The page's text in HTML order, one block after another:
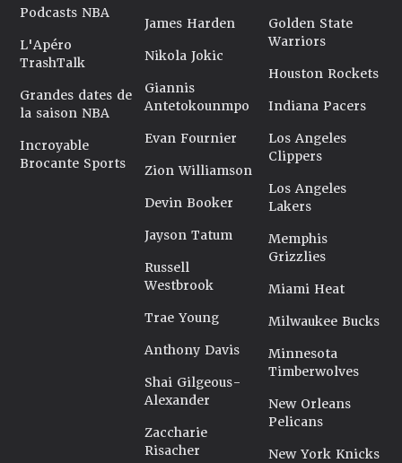
Podcasts NBA
L'Apéro
TrashTalk
Grandes dates de
la saison NBA
Incroyable
Brocante Sports
James Harden
Nikola Jokic
Giannis
Antetokounmpo
Evan Fournier
Zion Williamson
Devin Booker
Jayson Tatum
Russell
Westbrook
Trae Young
Anthony Davis
Shai Gilgeous-
Alexander
Zaccharie
Risacher
Golden State
Warriors
Houston Rockets
Indiana Pacers
Los Angeles
Clippers
Los Angeles
Lakers
Memphis
Grizzlies
Miami Heat
Milwaukee Bucks
Minnesota
Timberwolves
New Orleans
Pelicans
New York Knicks